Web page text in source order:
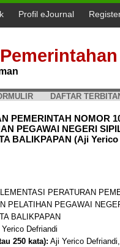
Profil eJournal
DAFTAR
PEMERINTAH NOMOR
PEGAWAI NEGERI
BALIKPAPAN (Aji
PERATURAN
PELATIHAN PEGAWAI
BALIKPAPAN
Defriandi
250 kata): Aji Yerico